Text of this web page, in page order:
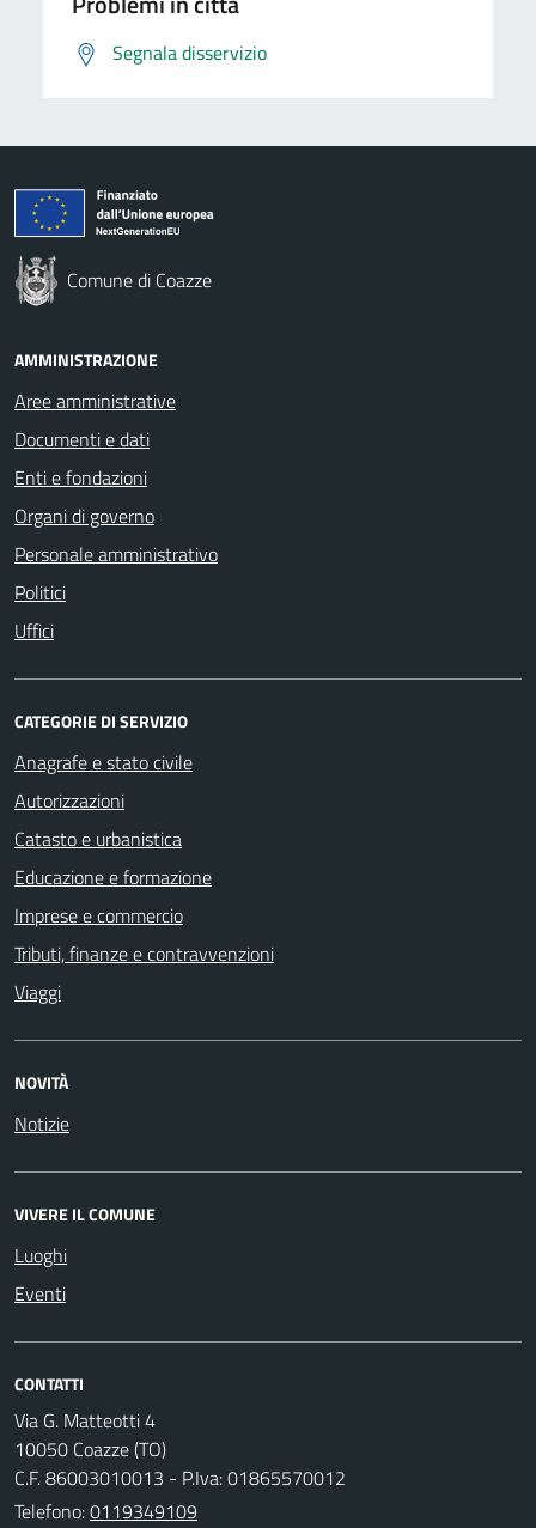
Segnala disservizio
Comune di Coazze
AMMINISTRAZIONE
Aree amministrative
Documenti e dati
Enti e fondazioni
Organi di governo
Personale amministrativo
Politici
Uffici
CATEGORIE DI SERVIZIO
Anagrafe e stato civile
Autorizzazioni
Catasto e urbanistica
Educazione e formazione
Imprese e commercio
Tributi, finanze e contravvenzioni
Viaggi
NOVITÀ
Notizie
VIVERE IL COMUNE
Luoghi
Eventi
CONTATTI
Via G. Matteotti 4
10050 Coazze (TO)
C.F. 86003010013 - P.Iva: 01865570012
Telefono:0119349109